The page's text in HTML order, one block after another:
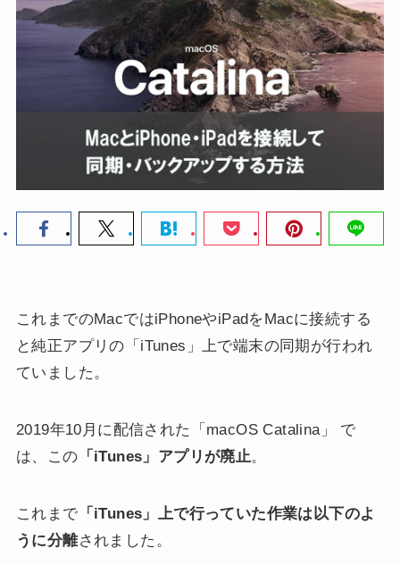
これまでのMacではiPhoneやiPadをMacに接続する
と純正アプリの「iTunes」上で端末の同期が行われ
ていました。
2019年10月に配信された「macOS Catalina」 で
は、この 「iTunes」アプリが廃止。
これまで 「iTunes」上で行っていた作業は以下のよ
うに分離されました。